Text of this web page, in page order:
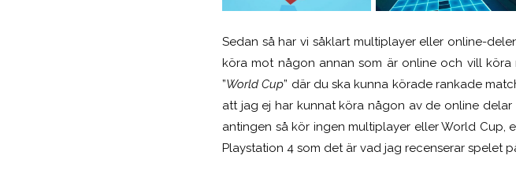
Sedan så har vi såklart multiplayer eller online-
köra mot någon annan som är online och vill
”World Cup” där du ska kunna körade rankade
att jag ej har kunnat köra någon av de online
antingen så kör ingen multiplayer eller World Cup,
Playstation 4 som det är vad jag recenserar spelet